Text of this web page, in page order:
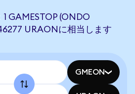
GAMESTOP (ONDO
URAONに相当します
GMEON